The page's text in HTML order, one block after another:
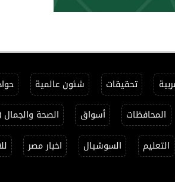
تحقيقات شئون عالمية
المحافظات أسواق الصحة والجمال
التعليم السوشيال اخبار مصر